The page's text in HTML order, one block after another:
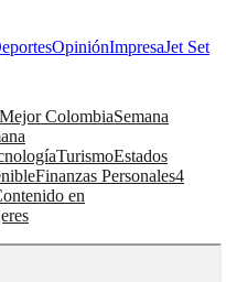
OpiniónImpresaJet Set
Mejor ColombiaSemana
TurismoEstados
Finanzas Personales4
en